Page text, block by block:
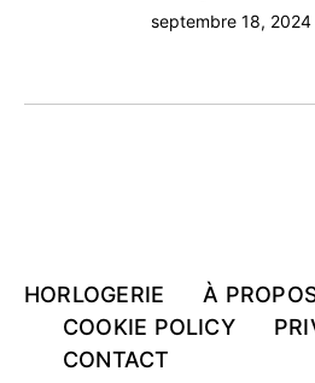
septembre 18, 2024
HORLOGERIE
À
COOKIE POLICY
CONTACT